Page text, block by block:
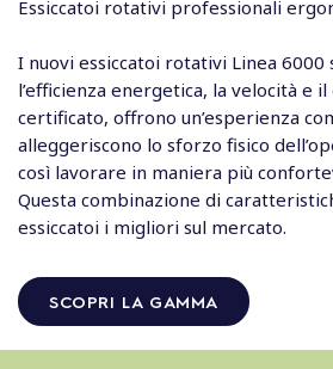
Essiccatoi rotativi professionali
I nuovi essiccatoi rotativi Linea
l’efficienza energetica, la velocità e
certificato, offrono un’esperienza
alleggeriscono lo sforzo fisico
così lavorare in maniera più
Questa combinazione di
essiccatoi i migliori sul mercato.
SCOPRI LA GAMMA